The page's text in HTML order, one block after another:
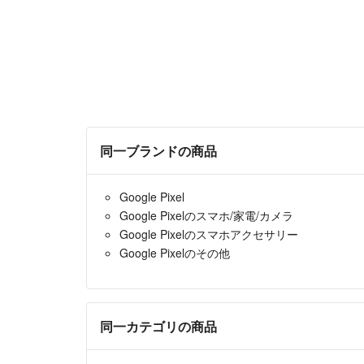
同一ブランドの商品
Google Pixel
Google Pixelのスマホ/家電/カメラ
Google Pixelのスマホアクセサリー
Google Pixelのその他
同一カテゴリの商品